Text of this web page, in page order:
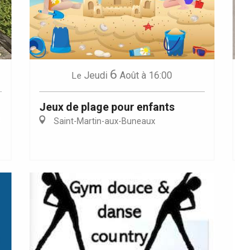
Le Jeudi 6 Août à 16:00
Jeux de plage pour enfants
Saint-Martin-aux-Buneaux